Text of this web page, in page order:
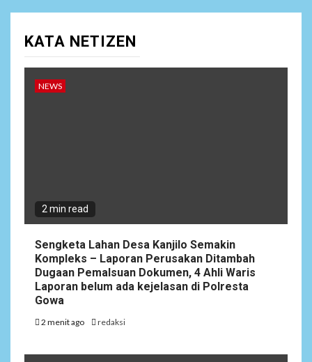
KATA NETIZEN
NEWS
2 min read
Sengketa Lahan Desa Kanjilo Semakin
Kompleks – Laporan Perusakan Ditambah
Dugaan Pemalsuan Dokumen, 4 Ahli Waris
Laporan belum ada kejelasan di Polresta
Gowa
2 menit ago redaksi